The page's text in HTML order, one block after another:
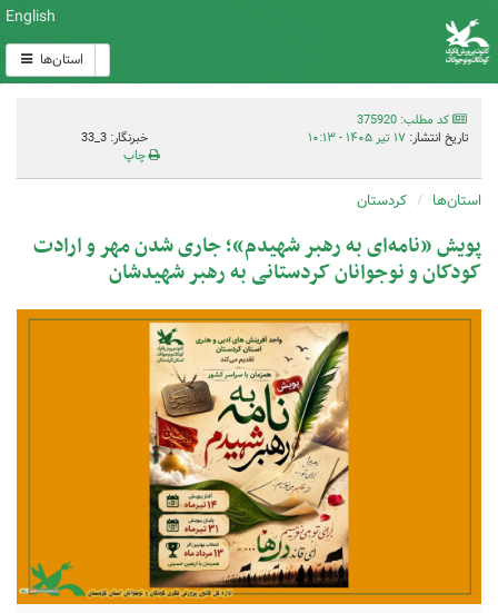
English
استان‌ها
کد مطلب: 375920
تاریخ انتشار: ۱۷ تیر ۱۴۰۵ - ۱۰:۱۳
خبرنگار: 3_33
چاپ
استان‌ها کردستان
پویش «نامه‌ای به رهبر شهیدم»؛ جاری شدن مهر و ارادت
کودکان و نوجوانان کردستانی به رهبر شهیدشان